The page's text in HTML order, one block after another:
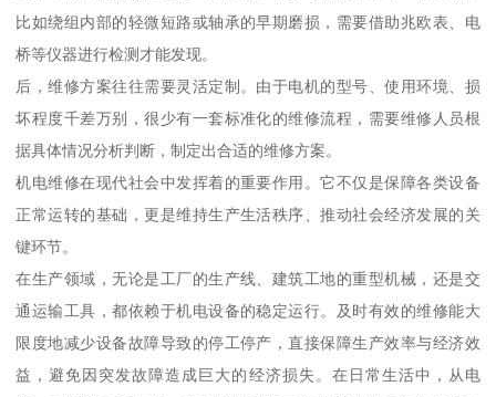
比如绕组内部的轻微短路或轴承的早期磨损，需要借助兆欧表、电
桥等仪器进行检测才能发现。
后，维修方案往往需要灵活定制。由于电机的型号、使用环境、损
坏程度千差万别，很少有一套标准化的维修流程，需要维修人员根
据具体情况分析判断，制定出合适的维修方案。
机电维修在现代社会中发挥着的重要作用。它不仅是保障各类设备
正常运转的基础，更是维持生产生活秩序、推动社会经济发展的关
键环节。
在生产领域，无论是工厂的生产线、建筑工地的重型机械，还是交
通运输工具，都依赖于机电设备的稳定运行。及时有效的维修能大
限度地减少设备故障导致的停工停产，直接保障生产效率与经济效
益，避免因突发故障造成巨大的经济损失。在日常生活中，从电